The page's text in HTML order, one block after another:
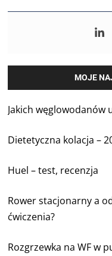
MOJE
Jakich węglowodanów
Dietetyczna kolacja –
Huel – test, recenzja
Rower stacjonarny a
ćwiczenia?
Rozgrzewka na WF w